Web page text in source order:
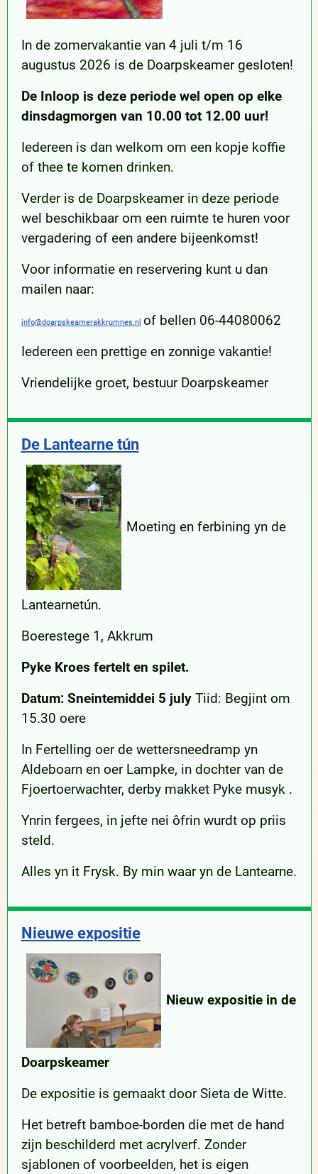
In de zomervakantie van 4 juli t/m 16
augustus 2026 is de Doarpskeamer gesloten!
De Inloop is deze periode wel open op elke
dinsdagmorgen van 10.00 tot 12.00 uur!
Iedereen is dan welkom om een kopje koffie
of thee te komen drinken.
Verder is de Doarpskeamer in deze periode
wel beschikbaar om een ruimte te huren voor
vergadering of een andere bijeenkomst!
Voor informatie en reservering kunt u dan
mailen naar:
info@doarpskeamerakkrumnes.nl of bellen 06-44080062
Iedereen een prettige en zonnige vakantie!
Vriendelijke groet, bestuur Doarpskeamer
De Lantearne tún
Moeting en ferbining yn de
Lantearnetún.
Boerestege 1, Akkrum
Pyke Kroes fertelt en spilet.
Datum: Sneintemiddei 5 julyTiid: Begjint om
15.30 oere
In Fertelling oer de wettersneedramp yn
Aldeboarn en oer Lampke, in dochter van de
Fjoertoerwachter, derby makket Pyke musyk .
Ynrin fergees, in jefte nei ôfrin wurdt op priis
steld.
Alles yn it Frysk. By min waar yn de Lantearne.
Nieuwe expositie
Nieuw expositie in de
Doarpskeamer
De expositie is gemaakt door Sieta de Witte.
Het betreft bamboe-borden die met de hand
zijn beschilderd met acrylverf. Zonder
sjablonen of voorbeelden, het is eigen